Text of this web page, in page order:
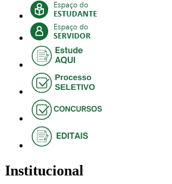
Institucional